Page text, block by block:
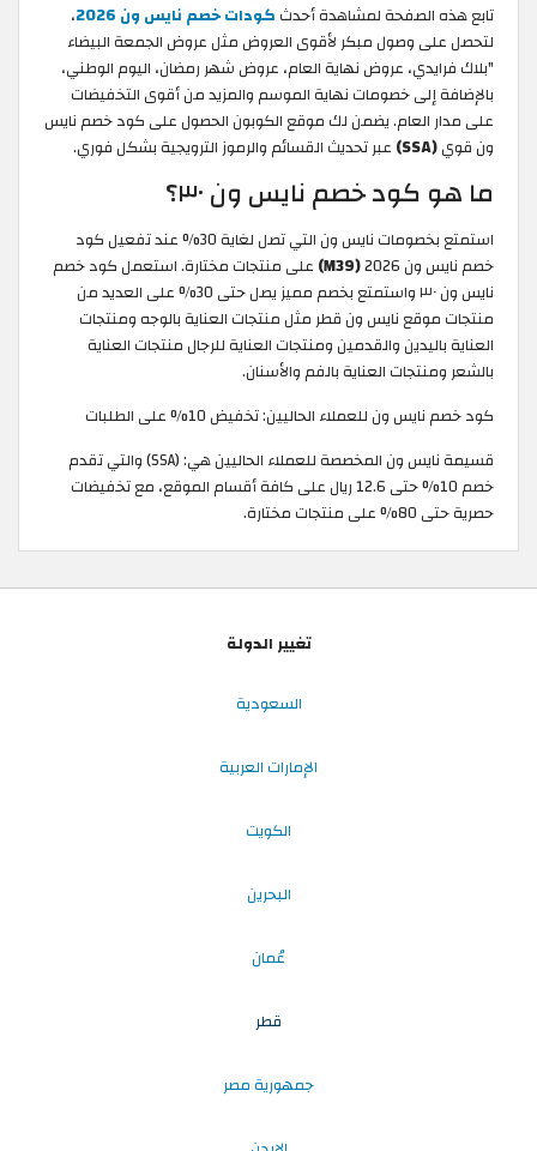
تابع هذه الصفحة لمشاهدة أحدث كودات خصم نايس ون 2026
،
لتحصل على وصول مبكر لأقوى العروض مثل عروض الجمعة البيضاء
"بلاك فرايدي، عروض نهاية العام، عروض شهر رمضان، اليوم الوطني،
بالإضافة إلى خصومات نهاية الموسم والمزيد من أقوى التخفيضات
على مدار العام. يضمن لك موقع الكوبون الحصول على كود خصم نايس
ون قوي(SSA) عبر تحديث القسائم والرموز الترويجية بشكل فوري.
ما هو كود خصم نايس ون ٣٠؟
استمتع بخصومات نايس ون التي تصل لغاية 30% عند تفعيل كود
خصم نايس ون 2026
(M39)
على منتجات مختارة. استعمل كود خصم
نايس ون ٣٠ واستمتع بخصم مميز يصل حتى 30% على العديد من
منتجات موقع نايس ون قطر مثل منتجات العناية بالوجه ومنتجات
العناية باليدين والقدمين ومنتجات العناية للرجال منتجات العناية
بالشعر ومنتجات العناية بالفم والأسنان.
كود خصم نايس ون للعملاء الحاليين: تخفيض 10% على الطلبات
قسيمة نايس ون المخصصة للعملاء الحاليين هي: (SSA) والتي تقدم
خصم 10% حتى 12.6 ريال على كافة أقسام الموقع، مع تخفيضات
حصرية حتى 80% على منتجات مختارة.
تغيير الدولة
السعودية
الإمارات العربية
الكويت
البحرين
عُمان
قطر
جمهورية مصر